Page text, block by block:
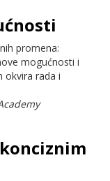
promena:
mogućnosti i
okvira rada i